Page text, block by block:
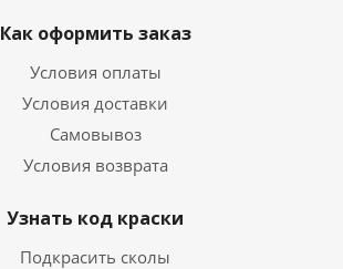
Как оформить заказ
Условия оплаты
Условия доставки
Самовывоз
Условия возврата
Узнать код краски
Подкрасить сколы